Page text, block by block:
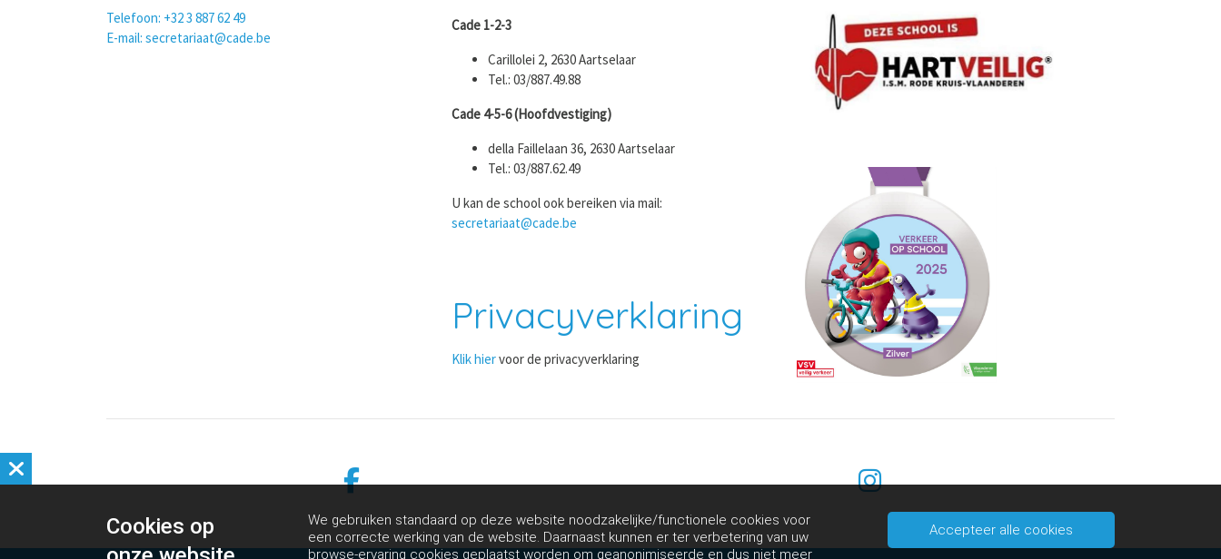
Telefoon: +32 3 887 62 49
E-mail: secretariaat@cade.be
Cade 1-2-3
Carillolei 2, 2630 Aartselaar
Tel.: 03/887.49.88
Cade 4-5-6 (Hoofdvestiging)
della Faillelaan 36, 2630 Aartselaar
Tel.: 03/887.62.49
U kan de school ook bereiken via mail:
secretariaat@cade.be
Privacyverklaring
Klik hiervoor de privacyverklaring
Cookies op
We gebruiken standaard op deze website noodzakelijke/functionele cookies voor
een correcte werking van de website. Daarnaast kunnen er ter verbetering van uw
browse-ervaring cookies geplaatst worden om geanonimiseerde en dus niet meer
Accepteer alle cookies